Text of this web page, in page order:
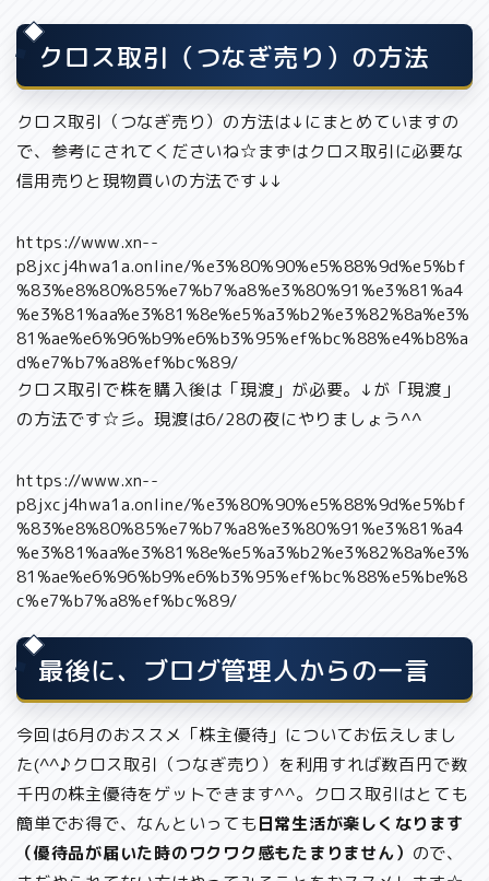
クロス取引（つなぎ売り）の方法
クロス取引（つなぎ売り）の方法は↓にまとめていますの
で、参考にされてくださいね☆まずはクロス取引に必要な
信用売りと現物買いの方法です↓↓
https://www.xn--
p8jxcj4hwa1a.online/%e3%80%90%e5%88%9d%e5%bf
%83%e8%80%85%e7%b7%a8%e3%80%91%e3%81%a4
%e3%81%aa%e3%81%8e%e5%a3%b2%e3%82%8a%e3%
81%ae%e6%96%b9%e6%b3%95%ef%bc%88%e4%b8%a
d%e7%b7%a8%ef%bc%89/
クロス取引で株を購入後は「現渡」が必要。↓が「現渡」
の方法です☆彡。現渡は6/28の夜にやりましょう^^
https://www.xn--
p8jxcj4hwa1a.online/%e3%80%90%e5%88%9d%e5%bf
%83%e8%80%85%e7%b7%a8%e3%80%91%e3%81%a4
%e3%81%aa%e3%81%8e%e5%a3%b2%e3%82%8a%e3%
81%ae%e6%96%b9%e6%b3%95%ef%bc%88%e5%be%8
c%e7%b7%a8%ef%bc%89/
最後に、ブログ管理人からの一言
今回は6月のおススメ「株主優待」についてお伝えしまし
た(^^♪クロス取引（つなぎ売り）を利用すれば数百円で数
千円の株主優待をゲットできます^^。クロス取引はとても
簡単でお得で、なんといっても日常生活が楽しくなります
（優待品が届いた時のワクワク感もたまりません） ので、